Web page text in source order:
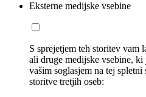
Eksterne medijske vsebine
S sprejetjem teh storitev vam
ali druge medijske vsebine,
vašim soglasjem na tej
storitve tretjih oseb: